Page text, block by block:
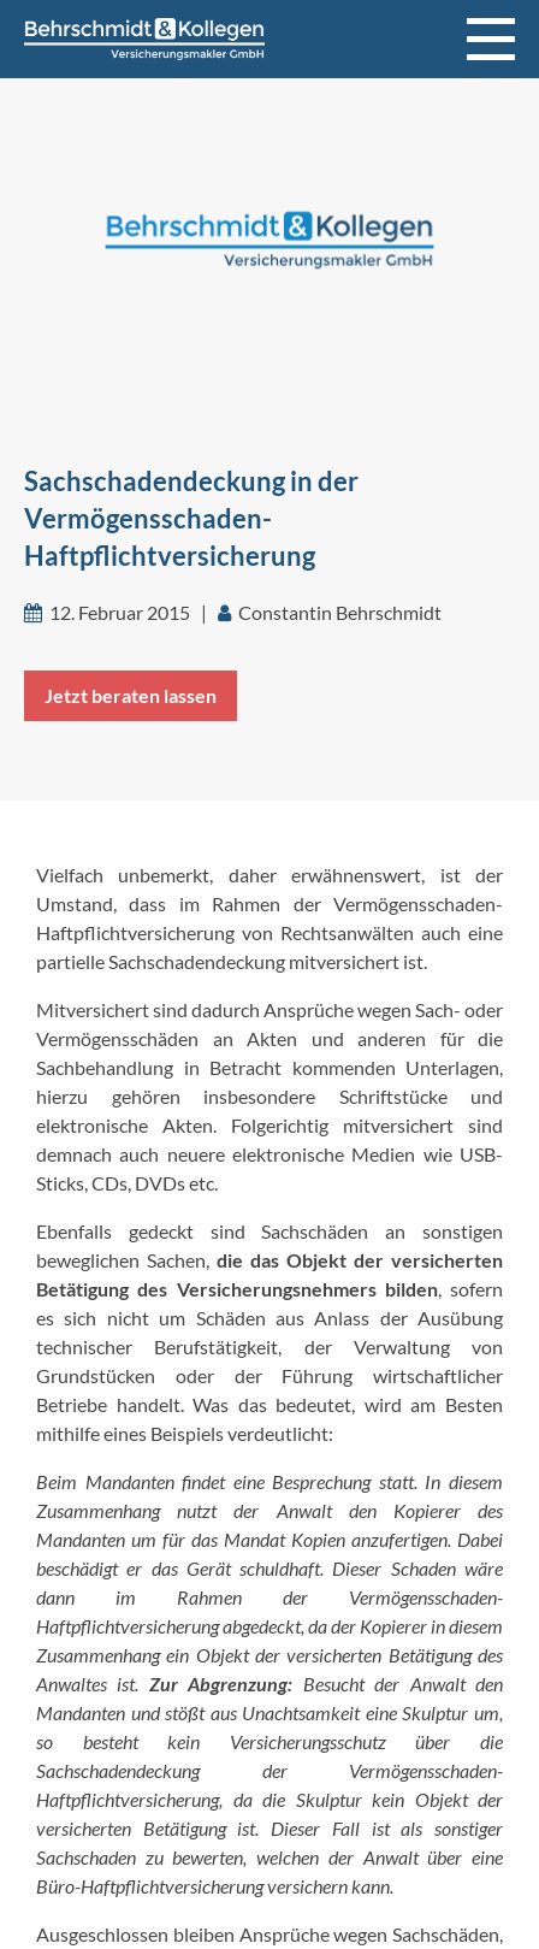
Sachschadendeckung in der
Vermögensschaden-
Haftpflichtversicherung
12. Februar 2015 | Constantin Behrschmidt
Jetzt beraten lassen
Vielfach unbemerkt, daher erwähnenswert, ist der
Umstand, dass im Rahmen der Vermögensschaden-
Haftpflichtversicherung von Rechtsanwälten auch eine
partielle Sachschadendeckung mitversichert ist.
Mitversichert sind dadurch Ansprüche wegen Sach- oder
Vermögensschäden an Akten und anderen für die
Sachbehandlung in Betracht kommenden Unterlagen,
hierzu gehören insbesondere Schriftstücke und
elektronische Akten. Folgerichtig mitversichert sind
demnach auch neuere elektronische Medien wie USB-
Sticks, CDs, DVDs etc.
Ebenfalls gedeckt sind Sachschäden an sonstigen
beweglichen Sachen, die das Objekt der versicherten
Betätigung des Versicherungsnehmers bilden, sofern
es sich nicht um Schäden aus Anlass der Ausübung
technischer Berufstätigkeit, der Verwaltung von
Grundstücken oder der Führung wirtschaftlicher
Betriebe handelt. Was das bedeutet, wird am Besten
mithilfe eines Beispiels verdeutlicht:
Beim Mandanten findet eine Besprechung statt. In diesem
Zusammenhang nutzt der Anwalt den Kopierer des
Mandanten um für das Mandat Kopien anzufertigen. Dabei
beschädigt er das Gerät schuldhaft. Dieser Schaden wäre
dann im Rahmen der Vermögensschaden-
Haftpflichtversicherung abgedeckt, da der Kopierer in diesem
Zusammenhang ein Objekt der versicherten Betätigung des
Anwaltes ist. Zur Abgrenzung: Besucht der Anwalt den
Mandanten und stößt aus Unachtsamkeit eine Skulptur um,
so besteht kein Versicherungsschutz über die
Sachschadendeckung der Vermögensschaden-
Haftpflichtversicherung, da die Skulptur kein Objekt der
versicherten Betätigung ist. Dieser Fall ist als sonstiger
Sachschaden zu bewerten, welchen der Anwalt über eine
Büro-Haftpflichtversicherung versichern kann.
Ausgeschlossen bleiben Ansprüche wegen Sachschäden,